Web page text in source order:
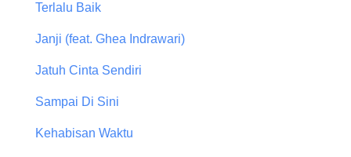
Terlalu Baik
Janji (feat. Ghea Indrawari)
Jatuh Cinta Sendiri
Sampai Di Sini
Kehabisan Waktu